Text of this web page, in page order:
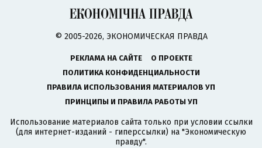
© 2005-2026, ЭКОНОМИЧЕСКАЯ ПРАВДА
РЕКЛАМА НА САЙТЕ
О ПРОЕКТЕ
ПОЛИТИКА КОНФИДЕНЦИАЛЬНОСТИ
ПРАВИЛА ИСПОЛЬЗОВАНИЯ МАТЕРИАЛОВ УП
ПРИНЦИПЫ И ПРАВИЛА РАБОТЫ УП
Использование материалов сайта только при условии ссылки
(для интернет-изданий - гиперссылки) на "Экономическую
правду".